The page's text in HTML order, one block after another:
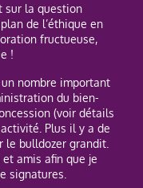
sur la question
de l’éthique en
fructueuse,
!
nombre important
du bien-
(voir détails
Plus il y a de
le bulldozer grandit.
amis afin que je
signatures.